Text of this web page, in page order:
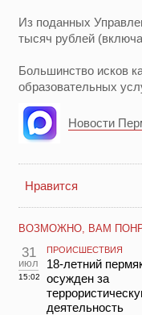
Из поданных
тысяч рублей
Большинство исков
образовательных
Новости
Нравится
ВОЗМОЖНО, ВАМ
31
июл
15:02
ПРОИСШЕСТВИЯ
18-летний
осужден за
деятельность